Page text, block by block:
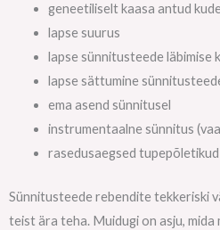
geneetiliselt kaasa antud
lapse suurus
lapse sünnitusteede läbimise
lapse sättumine
ema asend sünnitusel
instrumentaalne sünnitus
rasedusaegsed
Sünnitusteede rebendite tekkeriski
teist ära teha. Muidugi on asju, mida